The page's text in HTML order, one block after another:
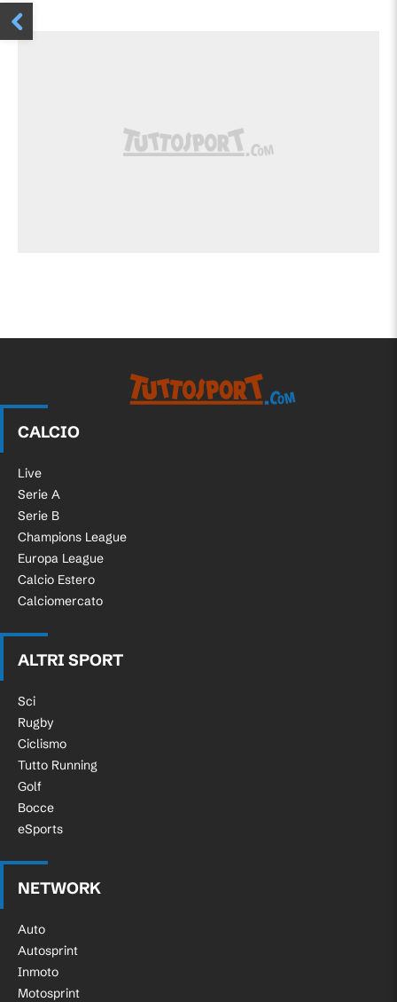
CALCIO
Live
Serie A
Serie B
Champions League
Europa League
Calcio Estero
Calciomercato
ALTRI SPORT
Sci
Rugby
Ciclismo
Tutto Running
Golf
Bocce
eSports
NETWORK
Auto
Autosprint
Inmoto
Motosprint